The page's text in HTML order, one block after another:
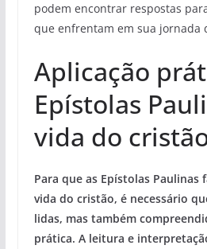
podem encontrar respostas
que enfrentam em sua jornada
Aplicação
Epístolas
vida do
Para que as Epístolas Paulinas
vida do cristão, é necessário
lidas, mas também
prática. A leitura e